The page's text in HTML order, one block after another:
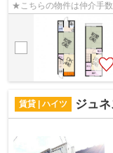
★こちらの物件は仲介手
賃貸 | ハイツ ジュ